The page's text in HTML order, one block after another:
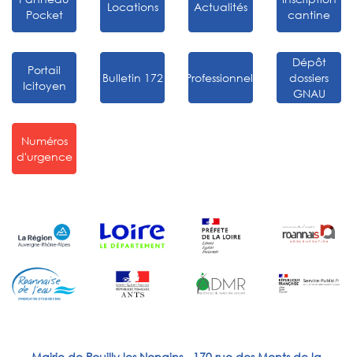
Pocket
Locations Actualités
cantine
Portail
Icitoyen
Bulletin 172 Professionnels
Dépôt
dossiers
GNAU
Numéros
d'urgence